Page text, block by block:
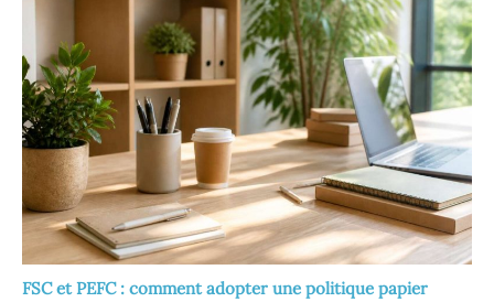
les matériaux et intègre
des mécanismes de
sécurité avancés pour
protéger l’utilisateur. En
résumé, la tête laser 10W
améliore les performances
et la polyvalence de la
machine, en faisant un outil
indispensable pour les
amateurs comme pour les
professionnels.
FSC et PEFC : comment adopter une politique papier